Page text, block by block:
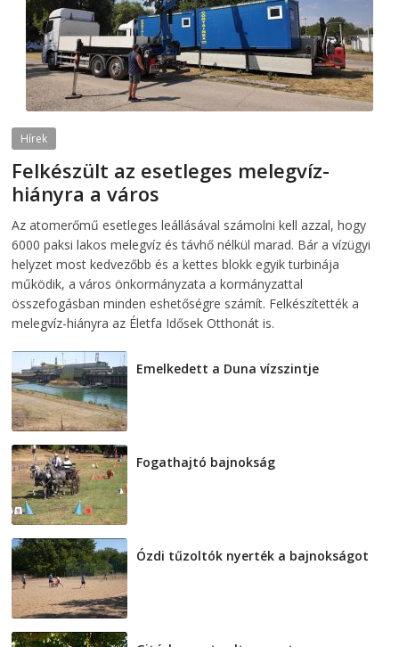
Hírek
Felkészült az esetleges melegvíz-
hiányra a város
Az atomerőmű esetleges leállásával számolni kell azzal, hogy
6000 paksi lakos melegvíz és távhő nélkül marad. Bár a vízügyi
helyzet most kedvezőbb és a kettes blokk egyik turbinája
működik, a város önkormányzata a kormányzattal
összefogásban minden eshetőségre számít. Felkészítették a
melegvíz-hiányra az Életfa Idősek Otthonát is.
Emelkedett a Duna vízszintje
Fogathajtó bajnokság
Ózdi tűzoltók nyerték a bajnokságot